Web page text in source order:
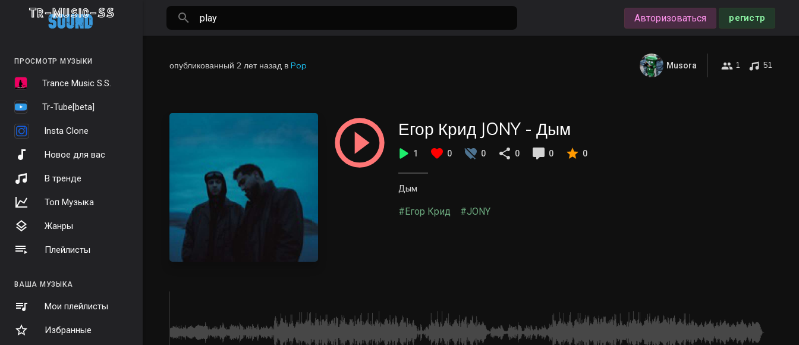
ПРОСМОТР МУЗЫКИ
Trance Music S.S.
Tr-Tube[beta]
Insta Clone
Новое для вас
В тренде
Топ Музыка
Жанры
Плейлисты
ВАША МУЗЫКА
Мои плейлисты
Избранные
Авторизоваться регистр
опубликованный 2 лет назад в Pop Musora 1 51
Егор Крид JONY - Дым
1 0 0 0 0 0
Дым
#Егор Крид #JONY